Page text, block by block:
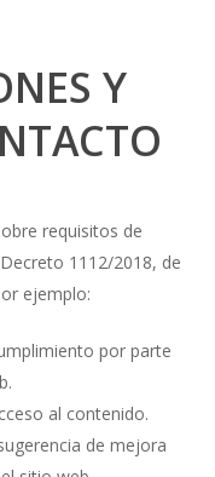
Y
requisitos de
1112/2018, de
ejemplo:
por parte
al contenido.
de mejora